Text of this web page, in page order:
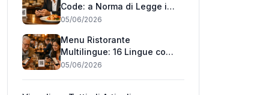
Code: a Norma di Legge in
Pochi Minuti (2026)
05/06/2026
Menu Ristorante
Multilingue: 16 Lingue con
un QR Code (2026)
05/06/2026